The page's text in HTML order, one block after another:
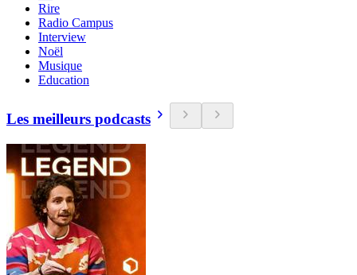
Rire
Radio Campus
Interview
Noël
Musique
Education
Les meilleurs podcasts